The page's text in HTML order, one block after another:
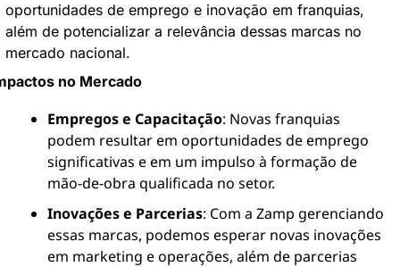
oportunidades de emprego e inovação em franquias,
além de potencializar a relevância dessas marcas no
mercado nacional.
no Mercado
Empregos e Capacitação: Novas franquias
podem resultar em oportunidades de emprego
significativas e em um impulso à formação de
mão-de-obra qualificada no setor.
Inovações e Parcerias: Com a Zamp gerenciando
essas marcas, podemos esperar novas inovações
em marketing e operações, além de parcerias